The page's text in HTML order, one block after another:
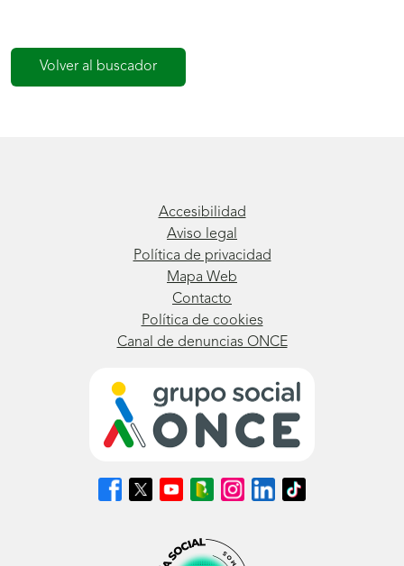
Volver al buscador
Accesibilidad
Aviso legal
Política de privacidad
Mapa Web
Contacto
Política de cookies
Canal de denuncias ONCE
Síguenos
en
Síguenos
en
Síguenos
en
abrirá
Síguenos
en
Blog
ONCE
Síguenos
en
abrirá
Síguenos
en
Síguenos
en